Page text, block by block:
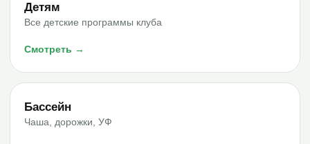
Детям
Все детские программы клуба
Смотреть →
Бассейн
Чаша, дорожки, УФ